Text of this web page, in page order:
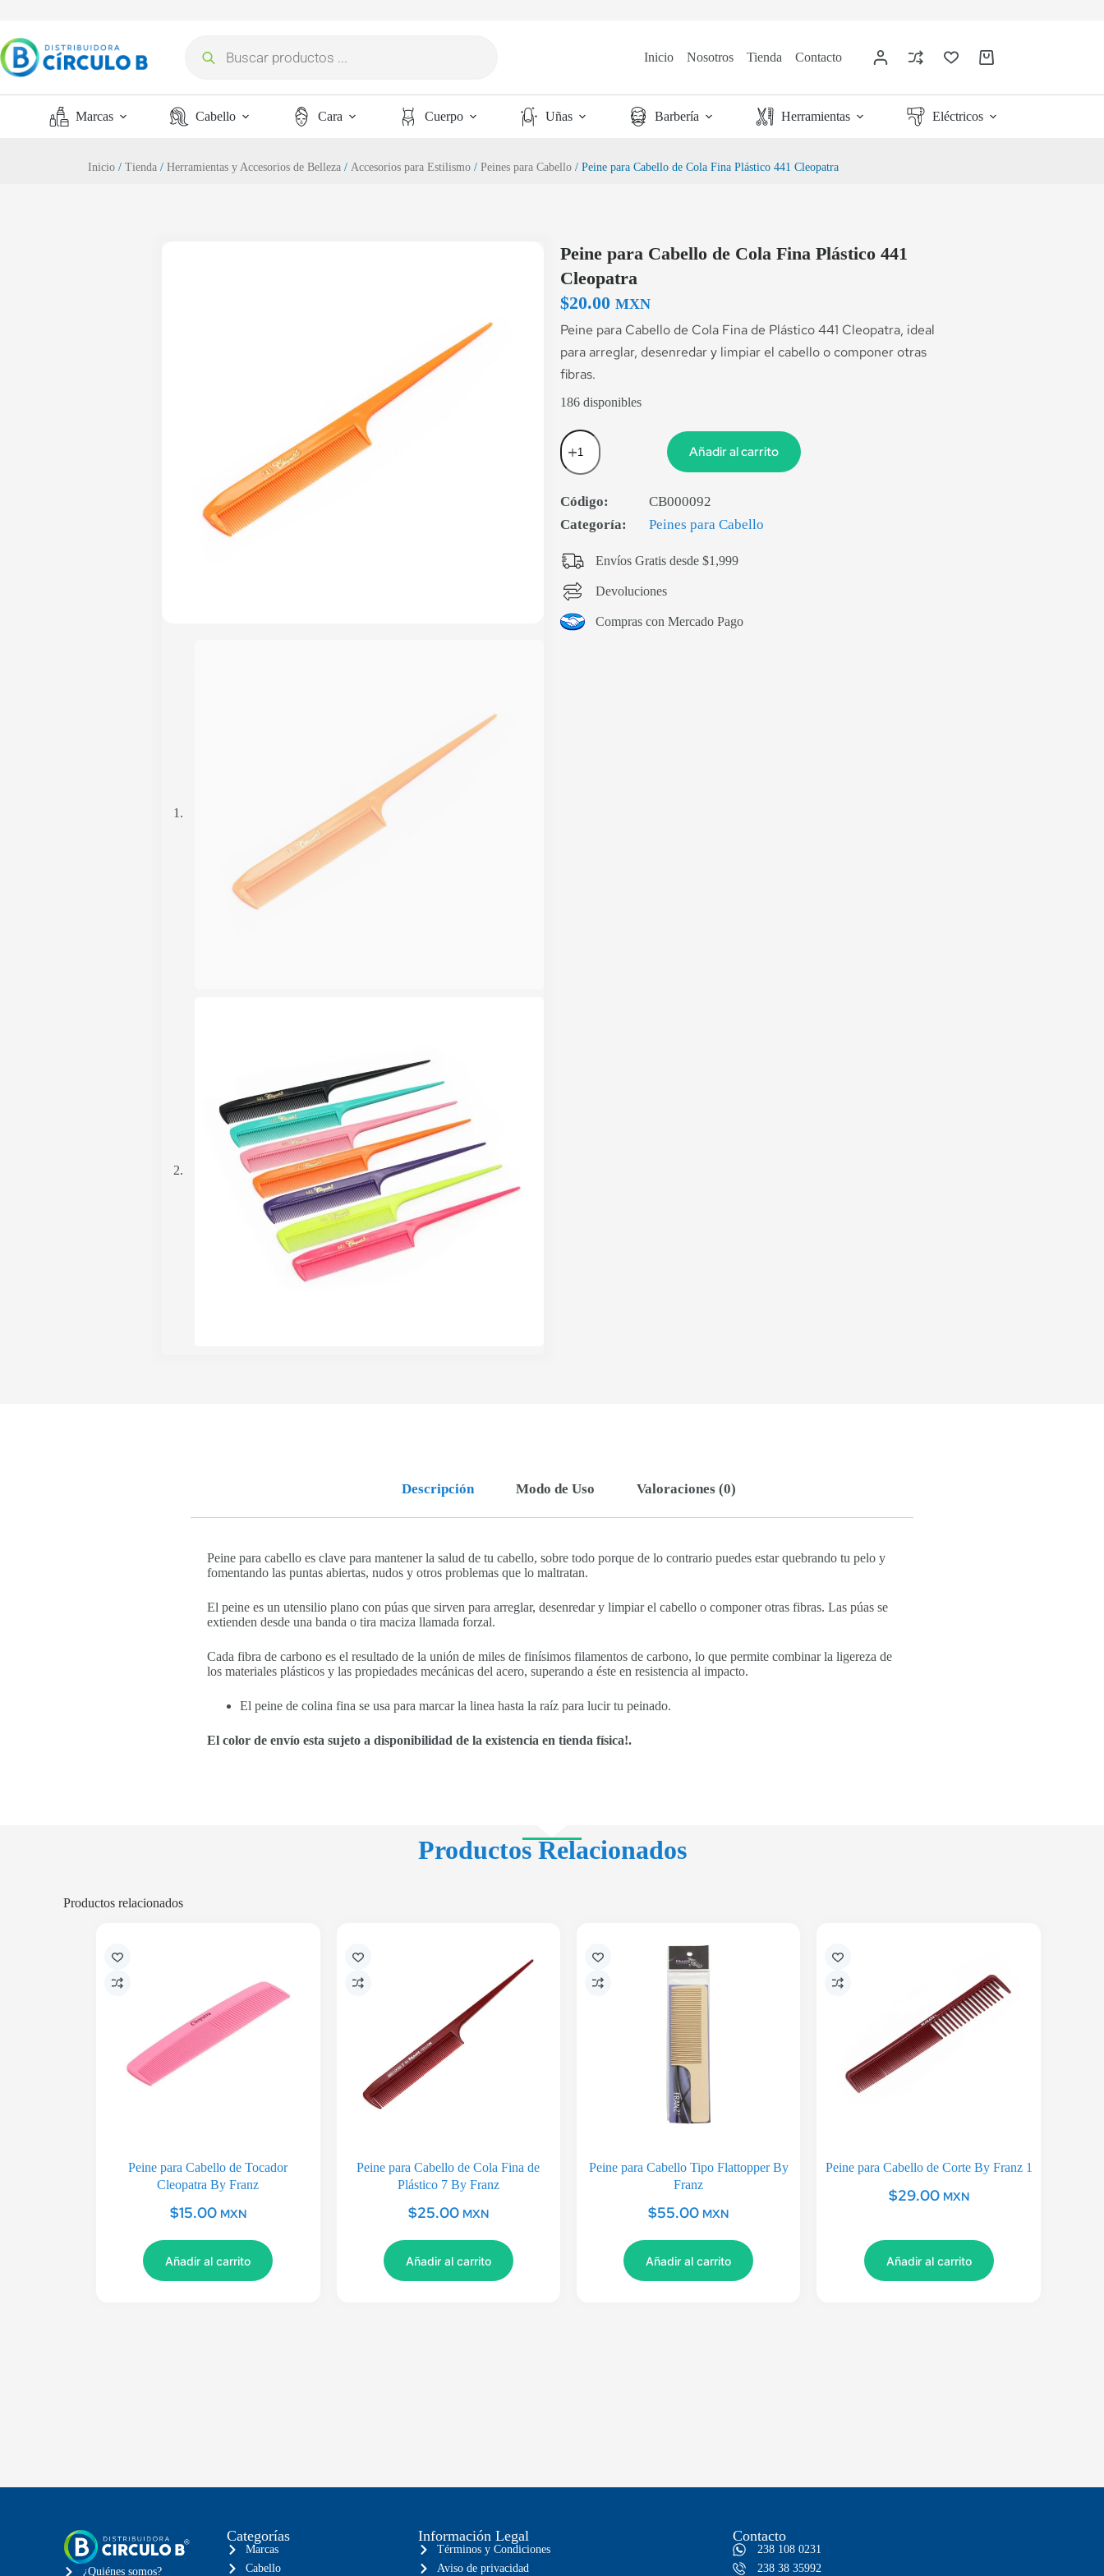
Inicio Nosotros Tienda Contacto
Marcas Cabello Cara Cuerpo Uñas Barbería Herramientas Eléctricos
Inicio /Tienda /Herramientas y Accesorios de Belleza /Accesorios para Estilismo /Peines para Cabello / Peine para Cabello de Cola Fina Plástico 441 Cleopatra
Peine para Cabello de Cola Fina Plástico 441
Cleopatra
$20.00 MXN
Peine para Cabello de Cola Fina de Plástico 441 Cleopatra, ideal
para arreglar, desenredar y limpiar el cabello o componer otras
fibras.
186 disponibles
Añadir al carrito
Código:
CB000092
Categoría:
Peines para Cabello
Envíos Gratis desde $1,999
Devoluciones
Compras con Mercado Pago
Descripción Modo de Uso Valoraciones (0)
Peine para cabello es clave para mantener la salud de tu cabello, sobre todo porque de lo contrario puedes estar quebrando tu pelo y
fomentando las puntas abiertas, nudos y otros problemas que lo maltratan.
El peine es un utensilio plano con púas que sirven para arreglar, desenredar y limpiar el cabello o componer otras fibras. ​Las púas se
extienden desde una banda o tira maciza llamada forzal.
Cada fibra de carbono es el resultado de la unión de miles de finísimos filamentos de carbono, lo que permite combinar la ligereza de
los materiales plásticos y las propiedades mecánicas del acero, superando a éste en resistencia al impacto.
El peine de colina fina se usa para marcar la linea hasta la raíz para lucir tu peinado.
El color de envío esta sujeto a disponibilidad de la existencia en tienda física!.
Productos Relacionados
Productos relacionados
Peine para Cabello de Tocador
Cleopatra By Franz
$15.00 MXN
Añadir al carrito
Peine para Cabello de Cola Fina de
Plástico 7 By Franz
$25.00 MXN
Añadir al carrito
Peine para Cabello Tipo Flattopper By
Franz
$55.00 MXN
Añadir al carrito
Peine para Cabello de Corte By Franz 1
$29.00 MXN
Añadir al carrito
¿Quiénes somos?
Categorías
Marcas
Cabello
Información Legal
Términos y Condiciones
Aviso de privacidad
Contacto
238 108 0231
238 38 35992